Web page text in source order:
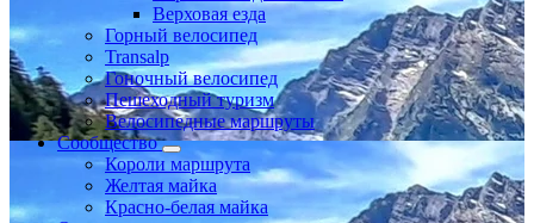
Верховая езда
Горный велосипед
Transalp
Гоночный велосипед
Пешеходный туризм
Велосипедные маршруты
Сообщество
Короли маршрута
Желтая майка
Красно-белая майка